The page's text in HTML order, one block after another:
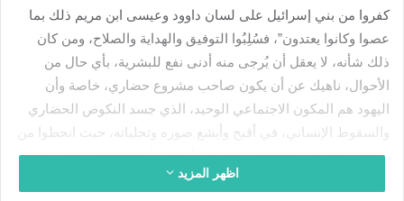
كفروا من بني إسرائيل على لسان داوود وعيسى ابن مريم ذلك بما
عصوا وكانوا يعتدون”، فسُلِبُوا التوفيق والهداية والصلاح، ومن كان
ذلك شأنه، لا يعقل أن يُرجى منه أدنى نفع للبشرية، بأي حال من
الأحوال، ناهيك عن أن يكون صاحب مشروع حضاري، خاصة وأن
اليهود هم المكون الاجتماعي الوحيد، الذي جسد النكوص الحضاري
والسقوط الإنساني، في أقبح وأبشع صوره وتجلياته، حيث انحطوا من
مرتبة الإنسان، إلى مرتبة الحيوان الأقبح والأقذر حضورا، إمعانا في
معاقبتهم وردعهم، قال تعالى: “ولقد علمتم الذين اعتدوا منكم في
اظهر المزيد